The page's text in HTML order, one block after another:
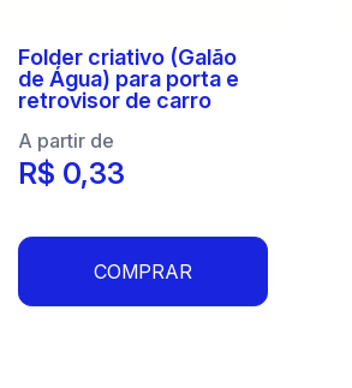
Folder criativo (Galão
de Água) para porta e
retrovisor de carro
A partir de
R$ 0,33
COMPRAR